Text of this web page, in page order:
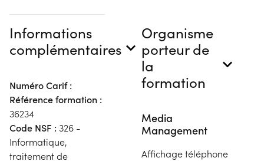
Informations
complémentaires
Numéro Carif :
Référence formation :
36234
Code NSF : 326 -
Informatique,
traitement de
Organisme
porteur de
la
formation
Media
Management
Affichage téléphone